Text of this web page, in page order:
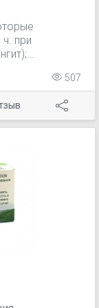
при
Сухость
жилых
офисных
или во
507